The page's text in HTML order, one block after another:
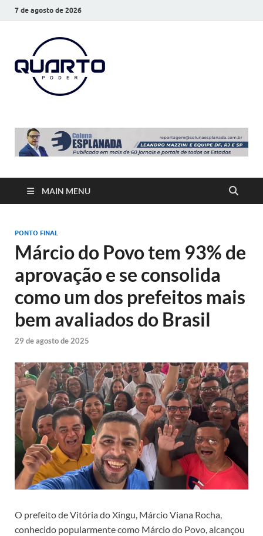
7 de agosto de 2026
MAIN MENU
PONTO FINAL
Márcio do Povo tem 93% de
aprovação e se consolida
como um dos prefeitos mais
bem avaliados do Brasil
29 de agosto de 2025
O prefeito de Vitória do Xingu, Márcio Viana Rocha,
conhecido popularmente como Márcio do Povo, alcançou